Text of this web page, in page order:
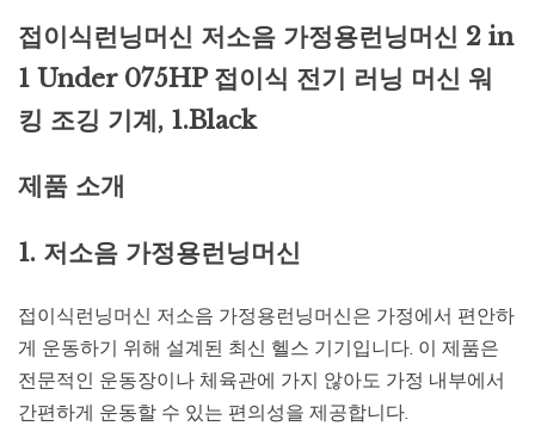
접이식런닝머신 저소음 가정용런닝머신 2 in
1 Under 075HP 접이식 전기 러닝 머신 워
킹 조깅 기계, 1.Black
제품 소개
1. 저소음 가정용런닝머신
접이식런닝머신 저소음 가정용런닝머신은 가정에서 편안하
게 운동하기 위해 설계된 최신 헬스 기기입니다. 이 제품은
전문적인 운동장이나 체육관에 가지 않아도 가정 내부에서
간편하게 운동할 수 있는 편의성을 제공합니다.